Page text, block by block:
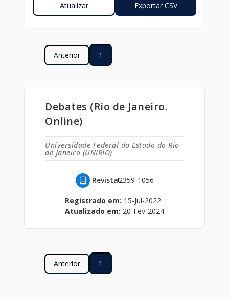
Anterior 1
Debates (Rio de Janeiro.
Online)
Universidade Federal do Estado do Rio
de Janeiro (UNIRIO)
Revista2359-1056
Registrado em: 15-Jul-2022
Atualizado em: 20-Fev-2024
Anterior 1